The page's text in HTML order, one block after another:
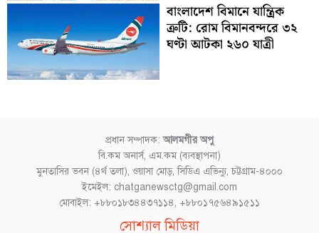
বাংলাদেশ বিমানে যান্ত্রিক
ত্রুটি: রোম বিমানবন্দরে ৩২
ঘণ্টা আটকা ২৬০ যাত্রী
প্রধান সম্পাদক:আলমগীর অপু
বি.কম অনার্স, এম.কম (ব্যবস্থাপনা)
মুনতাসির ভবন (৪র্থ তলা), ওয়াসা মোড়, সিডিএ এভিন্যু, চট্টগ্রাম-৪০০০
ইমেইল: chatganewsctg@gmail.com
মোবাইল: +৮৮০১৮৩৪৪৩৭১১৪, +৮৮০১৭৫৬৪৯১৫১১
সোশ্যাল মিডিয়া
Facebook
YouTube
Instagram
TikTok